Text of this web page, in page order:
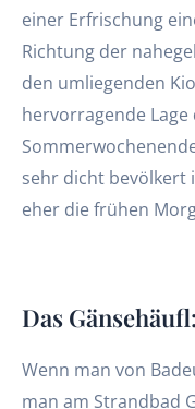
einer Erfrischung
Richtung der
den umliegenden
hervorragende Lage
sehr dicht bevölkert
eher die frühen
Das
Wenn man von
man am Strandbad